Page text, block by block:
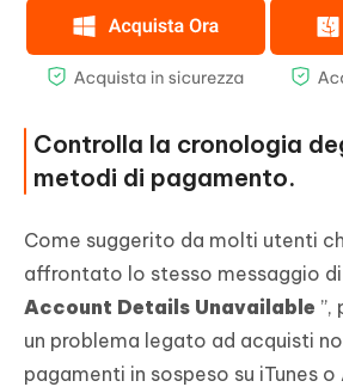
Controlla la cronologia
metodi di pagamento.
Come suggerito da molti utenti
affrontato lo stesso messaggio di
Account Details Unavailable ”,
un problema legato ad acquisti
pagamenti in sospeso su iTunes o